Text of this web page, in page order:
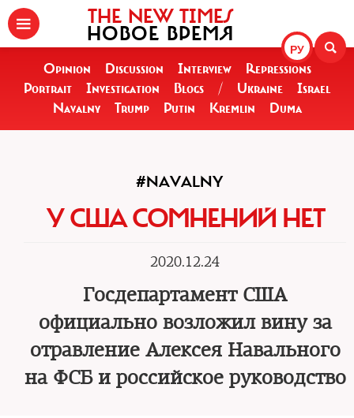
РУ
THE NEW TIMES
НОВОЕ ВРЕМЯ
Opinion Discussion Interview
Repressions
Portrait
Investigation Blogs / Ukraine
Israel
Navalny
Trump Putin Kremlin Duma
#NAVALNY
У США СОМНЕНИЙ НЕТ
2020.12.24
Госдепартамент США
официально возложил вину за
отравление Алексея Навального
на ФСБ и российское руководство